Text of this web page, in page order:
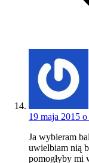
19 maja 2015
Ja wybieram
uwielbiam nią
pomogłyby mi